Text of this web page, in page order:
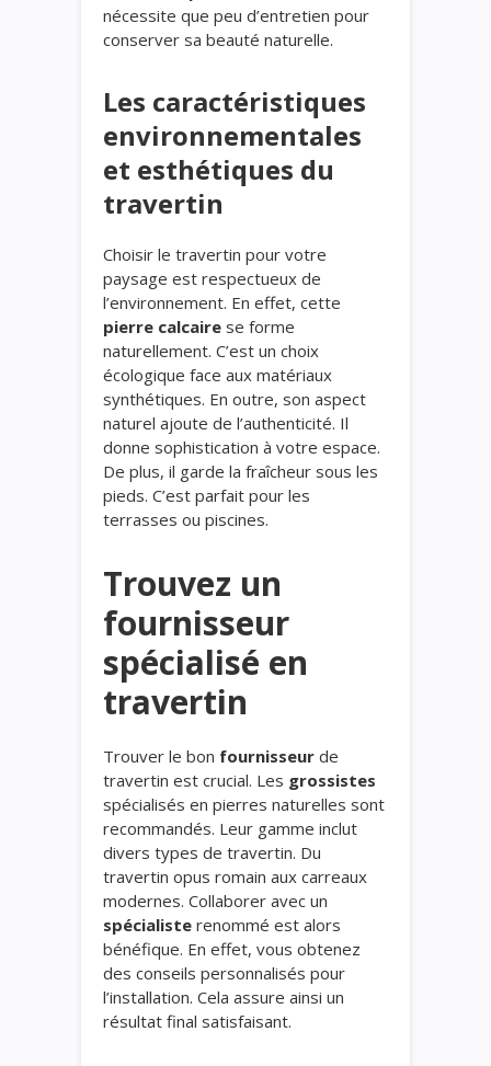
nécessite que peu d’entretien pour
conserver sa beauté naturelle.
Les caractéristiques
environnementales
et esthétiques du
travertin
Choisir le travertin pour votre
paysage est respectueux de
l’environnement. En effet, cette
pierre calcaire se forme
naturellement. C’est un choix
écologique face aux matériaux
synthétiques. En outre, son aspect
naturel ajoute de l’authenticité. Il
donne sophistication à votre espace.
De plus, il garde la fraîcheur sous les
pieds. C’est parfait pour les
terrasses ou piscines.
Trouvez un
fournisseur
spécialisé en
travertin
Trouver le bon fournisseur de
travertin est crucial. Les grossistes
spécialisés en pierres naturelles sont
recommandés. Leur gamme inclut
divers types de travertin. Du
travertin opus romain aux carreaux
modernes. Collaborer avec un
spécialiste renommé est alors
bénéfique. En effet, vous obtenez
des conseils personnalisés pour
l’installation. Cela assure ainsi un
résultat final satisfaisant.